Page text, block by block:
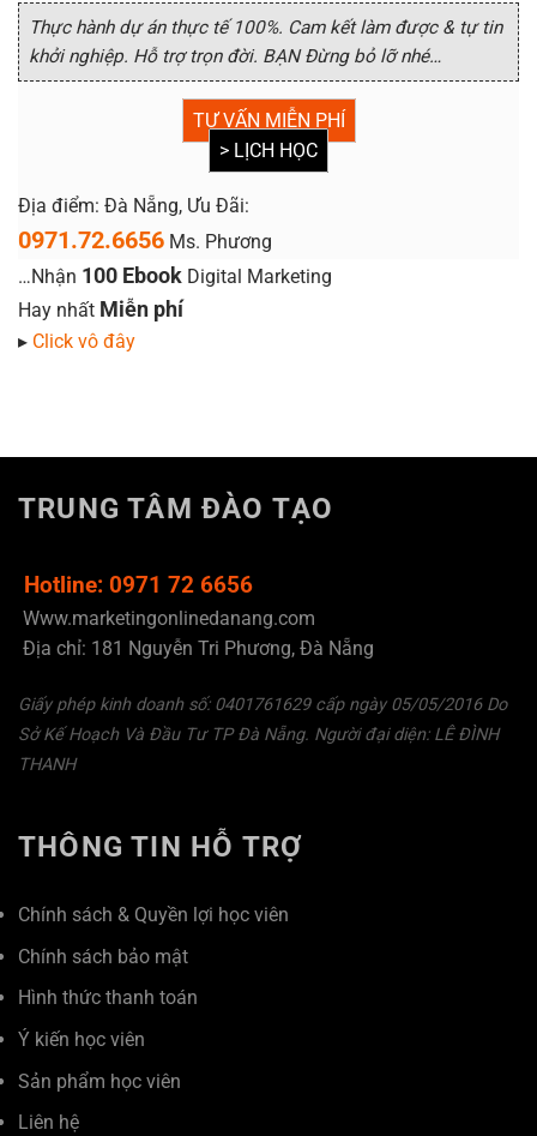
Thực hành dự án thực tế 100%. Cam kết làm được & tự tin
khởi nghiệp. Hỗ trợ trọn đời. BẠN Đừng bỏ lỡ nhé…
TƯ VẤN MIỄN PHÍ
> LỊCH HỌC
Địa điểm: Đà Nẵng, Ưu Đãi:
0971.72.6656 Ms. Phương
…Nhận 100 Ebook Digital Marketing
Hay nhất Miễn phí
▸ Click vô đây
TRUNG TÂM ĐÀO TẠO
Hotline: 0971 72 6656
Www.marketingonlinedanang.com
Địa chỉ: 181 Nguyễn Tri Phương, Đà Nẵng
Giấy phép kinh doanh số: 0401761629 cấp ngày 05/05/2016 Do
Sở Kế Hoạch Và Đầu Tư TP Đà Nẵng. Người đại diện: LÊ ĐÌNH
THANH
THÔNG TIN HỖ TRỢ
Chính sách & Quyền lợi học viên
Chính sách bảo mật
Hình thức thanh toán
Ý kiến học viên
Sản phẩm học viên
Liên hệ